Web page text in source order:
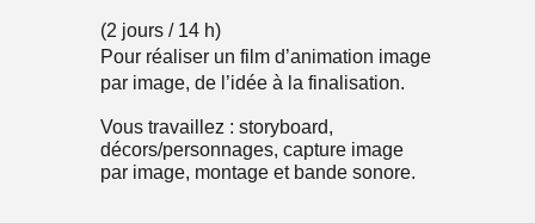
(2 jours / 14 h)
Pour réaliser un film d’animation image
par image, de l’idée à la finalisation.
Vous travaillez : storyboard,
décors/personnages, capture image
par image, montage et bande sonore.